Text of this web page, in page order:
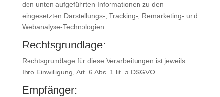
den unten aufgeführten Informationen zu den
eingesetzten Darstellungs-, Tracking-, Remarketing- und
Webanalyse-Technologien.
Rechtsgrundlage:
Rechtsgrundlage für diese Verarbeitungen ist jeweils
Ihre Einwilligung, Art. 6 Abs. 1 lit. a DSGVO.
Empfänger: